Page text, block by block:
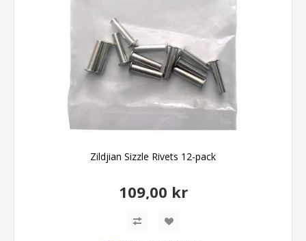
Zildjian Sizzle Rivets 12-pack
109,00 kr